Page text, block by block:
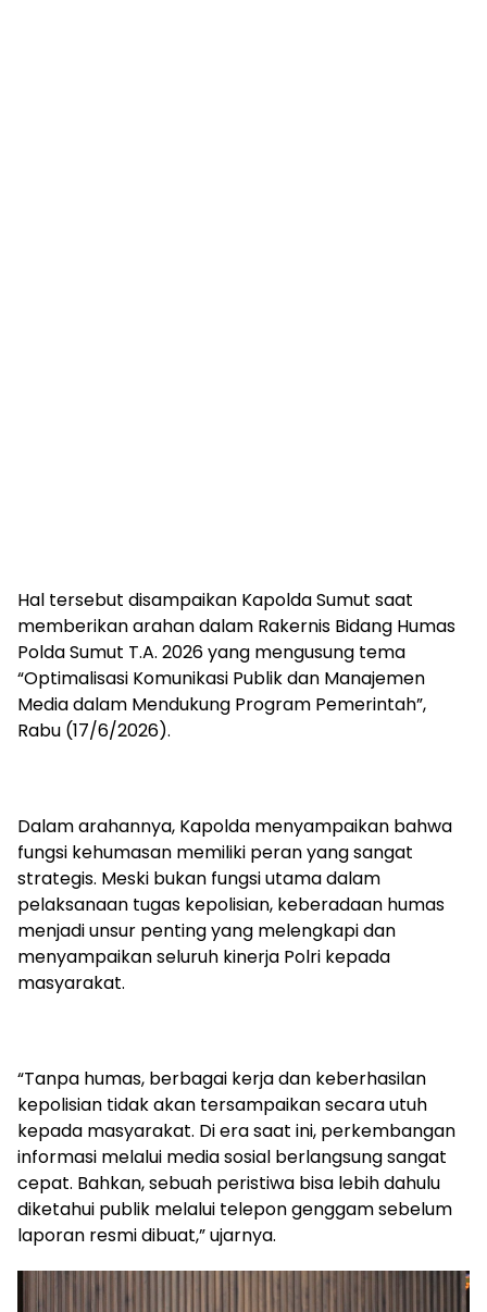
Hal tersebut disampaikan Kapolda Sumut saat
memberikan arahan dalam Rakernis Bidang Humas
Polda Sumut T.A. 2026 yang mengusung tema
“Optimalisasi Komunikasi Publik dan Manajemen
Media dalam Mendukung Program Pemerintah”,
Rabu (17/6/2026).
Dalam arahannya, Kapolda menyampaikan bahwa
fungsi kehumasan memiliki peran yang sangat
strategis. Meski bukan fungsi utama dalam
pelaksanaan tugas kepolisian, keberadaan humas
menjadi unsur penting yang melengkapi dan
menyampaikan seluruh kinerja Polri kepada
masyarakat.
“Tanpa humas, berbagai kerja dan keberhasilan
kepolisian tidak akan tersampaikan secara utuh
kepada masyarakat. Di era saat ini, perkembangan
informasi melalui media sosial berlangsung sangat
cepat. Bahkan, sebuah peristiwa bisa lebih dahulu
diketahui publik melalui telepon genggam sebelum
laporan resmi dibuat,” ujarnya.